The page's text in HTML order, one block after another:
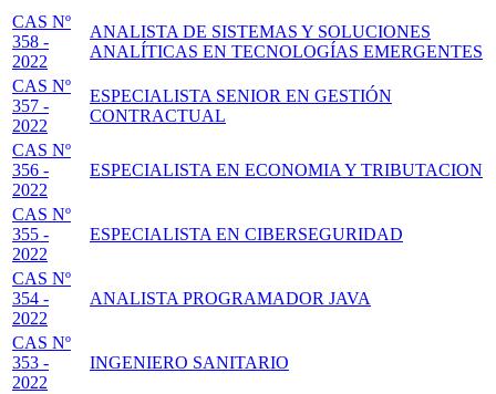
CAS Nº
358 -
2022
ANALISTA DE SISTEMAS Y SOLUCIONES
ANALÍTICAS EN TECNOLOGÍAS EMERGENTES
CAS Nº
357 -
2022
ESPECIALISTA SENIOR EN GESTIÓN
CONTRACTUAL
CAS Nº
356 -
2022
ESPECIALISTA EN ECONOMIA Y TRIBUTACION
CAS Nº
355 -
2022
ESPECIALISTA EN CIBERSEGURIDAD
CAS Nº
354 -
2022
ANALISTA PROGRAMADOR JAVA
CAS Nº
353 -
2022
INGENIERO SANITARIO